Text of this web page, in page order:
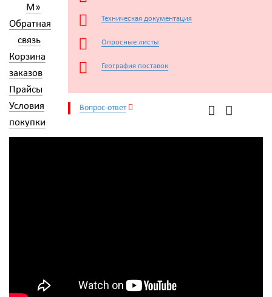
М»
Обратная
связь
Корзина
заказов
Прайсы
Условия
покупки
Техническая документация
Опросные листы
География поставок
Вопрос-ответ